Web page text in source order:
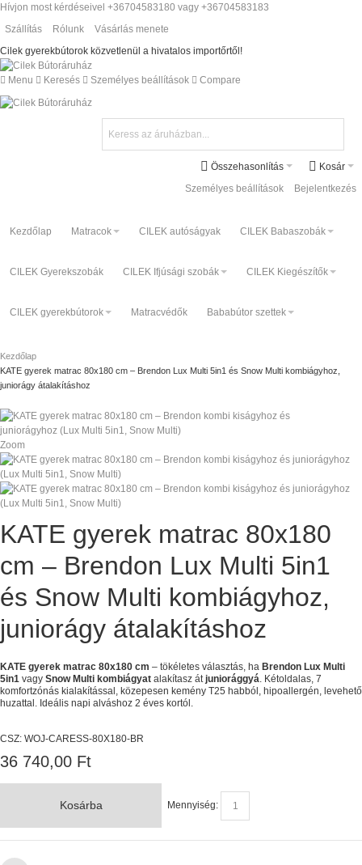
Hívjon most kérdéseivel +36704583180 vagy +36704583183
Szállítás
Rólunk
Vásárlás menete
Cilek gyerekbútorok közvetlenül a hivatalos importőrtől!
Menu Keresés Személyes beállítások Compare
Kosár
Összehasonlítás
Személyes beállítások
Bejelentkezés
Kezdőlap Matracok CILEK autóságyak CILEK Babaszobák
CILEK Gyerekszobák CILEK Ifjúsági szobák CILEK Kiegészítők
CILEK gyerekbútorok Matracvédők Bababútor szettek
Kezdőlap
KATE gyerek matrac 80x180 cm – Brendon Lux Multi 5in1 és Snow Multi kombiágyhoz,
juniorágy átalakításhoz
Zoom
KATE gyerek matrac 80x180
cm – Brendon Lux Multi 5in1
és Snow Multi kombiágyhoz,
juniorágy átalakításhoz
KATE gyerek matrac 80x180 cm – tökéletes választás, ha Brendon Lux Multi
5in1 vagy Snow Multi kombiágyat alakítasz átjuniorággyá. Kétoldalas, 7
komfortzónás kialakítással, közepesen kemény T25 habból, hipoallergén, levehető
huzattal. Ideális napi alváshoz 2 éves kortól.
CSZ: WOJ-CARESS-80X180-BR
36 740,00 Ft
Mennyiség:
Kosárba